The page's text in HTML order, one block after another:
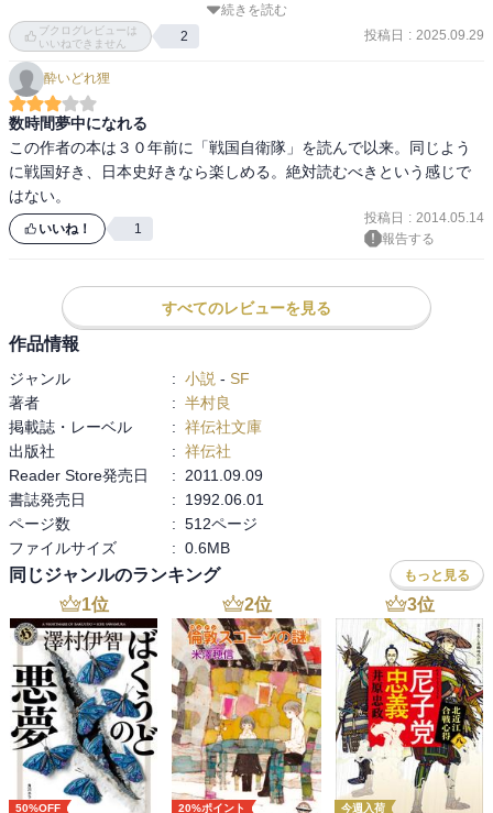
者の意志が感じられる。
戦争や人の愚かさの中で一族「ヒ」も変容していく。
オシラサマの存在と、幕末期、神の末裔であったヒも民も中の男尊
女卑をテーマにしたところも良かった。
インカ帝国創建宇宙人説みたいなものが好きだった思春期を思い起
こした。
でも終わり方があまり好きではなかったし、
個人的には「石の血脈」のほうがわかりやすく早めに盛り上がって
好きでした。
反戦に乗せてセンシティブな反皇思想の登場人物がこうはっきり文
章で批判する小説はなかなか見ない。
人の祈りの欲望と宗教観など
いろいろつまっててお腹いっぱいです。
でも確かに。
なぜ人は自分の幸せだけを願い、
世界の幸せを願わないのか。
それは単に戦いと滅亡への道である。
※気になった人物
配給だけですごし、栄養失調で亡くなった裁判官
山口良忠 - Wikipedia https://share.google/rKmaA4K87N8i7nTI9
続きを読む
ブクログレビューは
いいねできません
2 投稿日 : 2025.09.29
酔いどれ狸
数時間夢中になれる
この作者の本は３０年前に「戦国自衛隊」を読んで以来。同じよう
に戦国好き、日本史好きなら楽しめる。絶対読むべきという感じで
はない。
いいね！ 1
投稿日 : 2014.05.14
報告する
すべてのレビューを見る
作品情報
ジャンル : 小説 - SF
著者
: 半村良
掲載誌・レーベル
: 祥伝社文庫
出版社
: 祥伝社
Reader Store発売日
:
2011.09.09
書誌発売日
:
1992.06.01
ページ数
: 512ページ
ファイルサイズ
: 0.6MB
同じジャンルのランキング もっと見る
1位
50%OFF
2位
20%ポイント
3位
今週入荷